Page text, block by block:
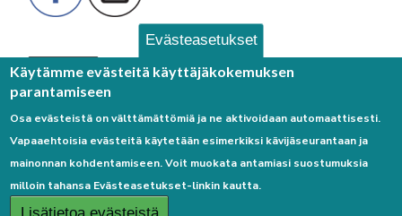
Palaute
Linkkejä
Evästeasetukset
Käytämme evästeitä käyttäjäkokemuksen
parantamiseen
Osa evästeistä on välttämättömiä ja ne aktivoidaan automaattisesti.
Vapaaehtoisia evästeitä käytetään esimerkiksi kävijäseurantaan ja
mainonnan kohdentamiseen. Voit muokata antamiasi suostumuksia
milloin tahansa Evästeasetukset-linkin kautta.